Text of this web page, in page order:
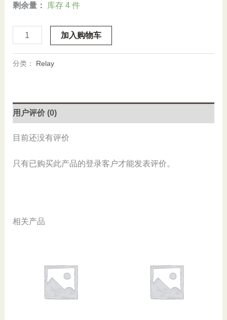
剩余量： 库存 4 件
Stock,
JM
JK2002,
量
加入购物车
分类： Relay
用户评价 (0)
目前还没有评价
只有已购买此产品的登录客户才能发表评价。
相关产品